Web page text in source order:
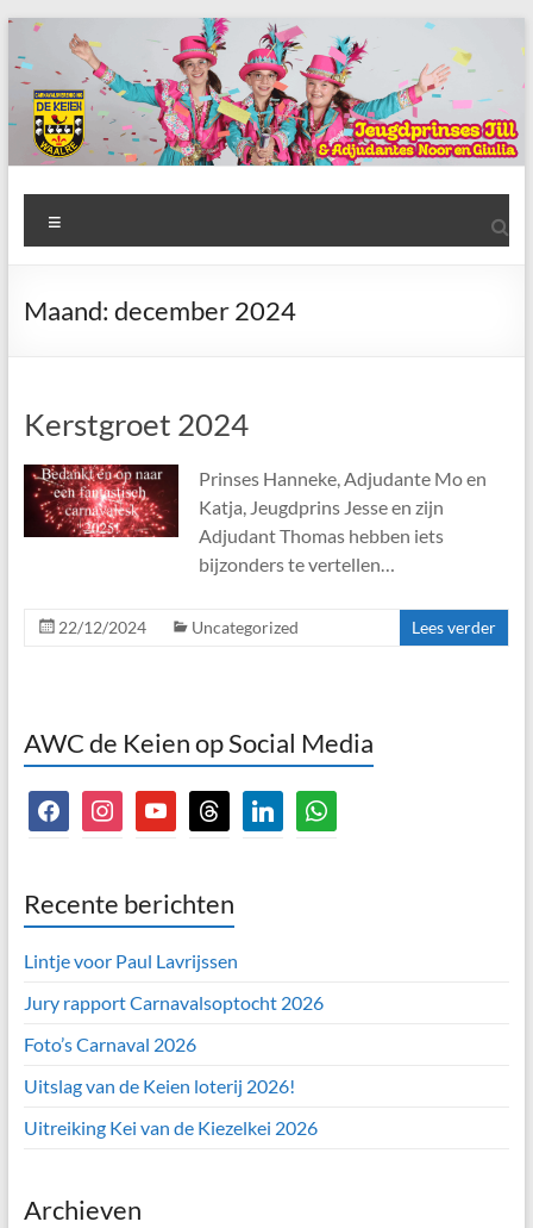
Ga
naar
de
inhoud
AWC
de
Keien
De
Maand: december 2024
Kerstgroet 2024
Prinses Hanneke, Adjudante Mo en
Katja, Jeugdprins Jesse en zijn
Adjudant Thomas hebben iets
bijzonders te vertellen…
22/12/2024 Uncategorized Lees verder
AWC de Keien op Social Media
facebookinstagramyoutubethreads linkedinwhatsapp
Recente berichten
Lintje voor Paul Lavrijssen
Jury rapport Carnavalsoptocht 2026
Foto’s Carnaval 2026
Uitslag van de Keien loterij 2026!
Uitreiking Kei van de Kiezelkei 2026
Archieven